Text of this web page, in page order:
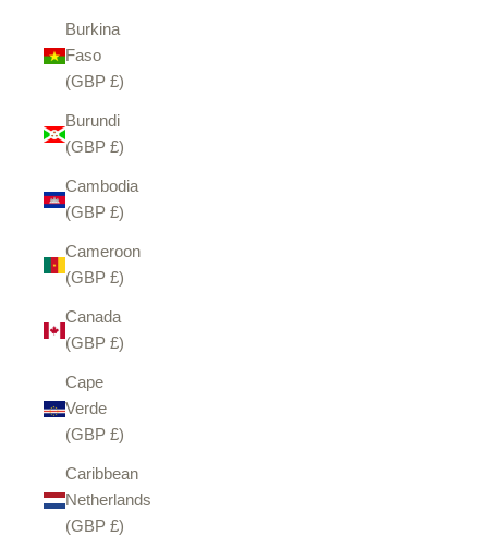
Burkina
Faso
(GBP £)
Burundi
(GBP £)
Cambodia
(GBP £)
Cameroon
(GBP £)
Canada
(GBP £)
Cape
Verde
(GBP £)
Caribbean
Netherlands
(GBP £)